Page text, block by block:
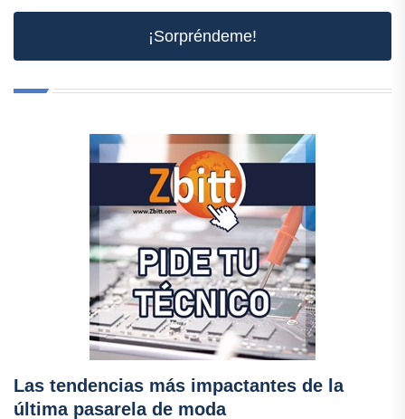
¡Sorpréndeme!
Las tendencias más impactantes de la
última pasarela de moda